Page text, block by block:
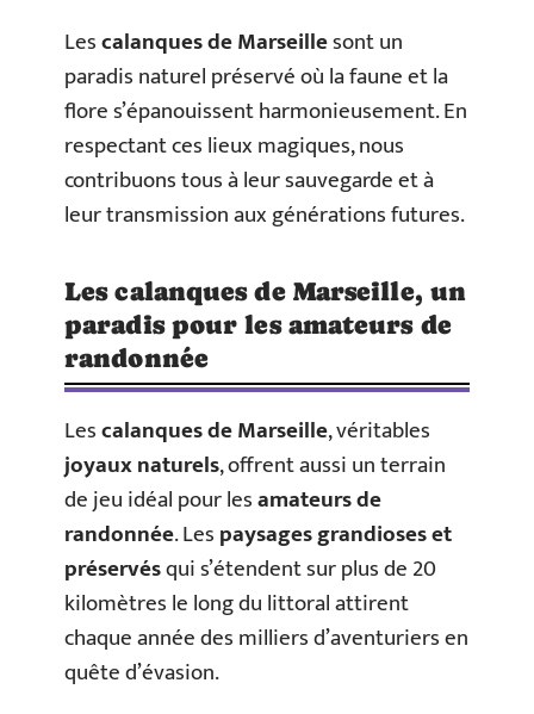
Lescalanques de Marseillesont un
paradis naturel préservé où la faune et la
flore s’épanouissent harmonieusement. En
respectant ces lieux magiques, nous
contribuons tous à leur sauvegarde et à
leur transmission aux générations futures.
Les calanques de Marseille, un
paradis pour les amateurs de
randonnée
Lescalanques de Marseille, véritables
joyaux naturels, offrent aussi un terrain
de jeu idéal pour lesamateurs de
randonnée. Lespaysages grandioses et
préservésqui s’étendent sur plus de 20
kilomètres le long du littoral attirent
chaque année des milliers d’aventuriers en
quête d’évasion.